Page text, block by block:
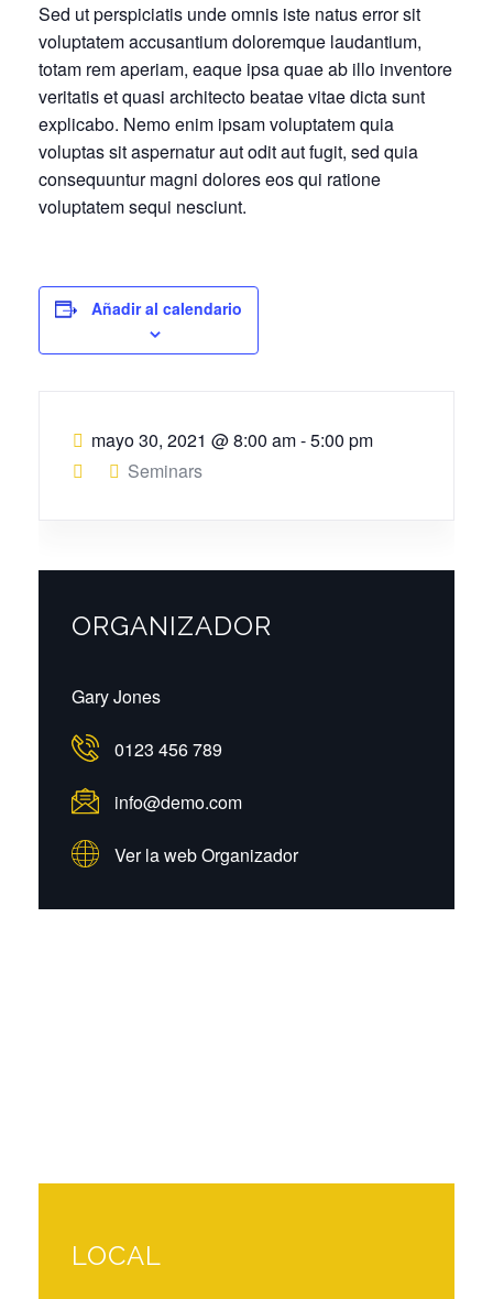
Sed ut perspiciatis unde omnis iste natus error sit
voluptatem accusantium doloremque laudantium,
totam rem aperiam, eaque ipsa quae ab illo inventore
veritatis et quasi architecto beatae vitae dicta sunt
explicabo. Nemo enim ipsam voluptatem quia
voluptas sit aspernatur aut odit aut fugit, sed quia
consequuntur magni dolores eos qui ratione
voluptatem sequi nesciunt.
Añadir al calendario
mayo 30, 2021 @8:00 am - 5:00 pm
Seminars
ORGANIZADOR
Gary Jones
0123 456 789
info@demo.com
Ver la web Organizador
LOCAL